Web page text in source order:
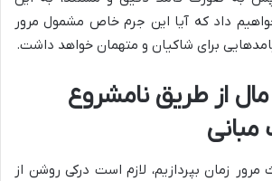
داد که آیا این جرم خاص مشمول مرور
برای شاکیان و متهمان خواهد داشت.
از طریق نامشروع
زمان بپردازیم، لازم است درکی روشن از